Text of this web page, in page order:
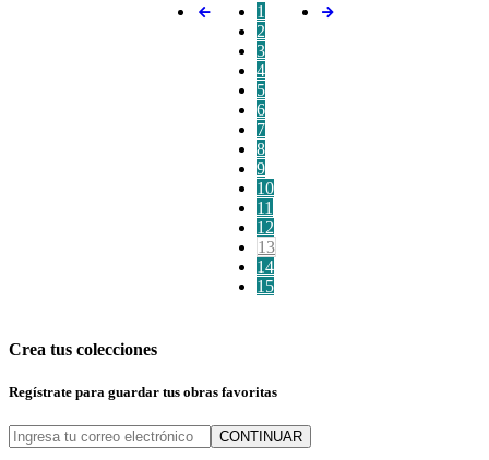
1
2
3
4
5
6
7
8
9
10
11
12
13
14
15
Crea tus colecciones
Regístrate para guardar tus obras favoritas
CONTINUAR